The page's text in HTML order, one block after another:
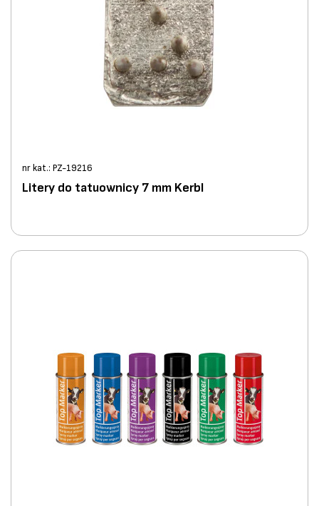
nr kat.: PZ-19216
Litery do tatuownicy 7 mm Kerbl